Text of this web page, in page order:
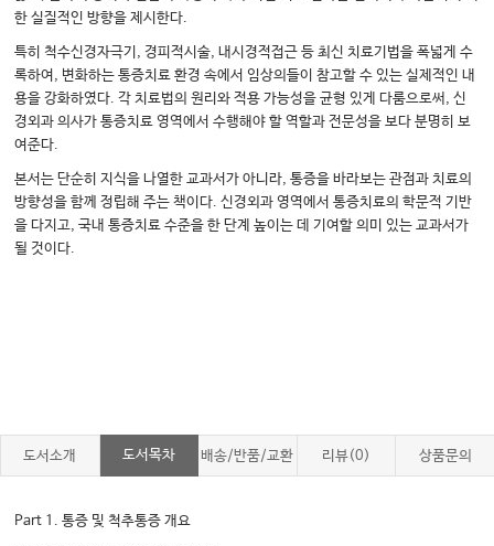
한 실질적인 방향을 제시한다.
특히 척수신경자극기, 경피적시술, 내시경적접근 등 최신 치료기법을 폭넓게 수
록하여, 변화하는 통증치료 환경 속에서 임상의들이 참고할 수 있는 실제적인 내
용을 강화하였다. 각 치료법의 원리와 적용 가능성을 균형 있게 다룸으로써, 신
경외과 의사가 통증치료 영역에서 수행해야 할 역할과 전문성을 보다 분명히 보
여준다.
본서는 단순히 지식을 나열한 교과서가 아니라, 통증을 바라보는 관점과 치료의
방향성을 함께 정립해 주는 책이다. 신경외과 영역에서 통증치료의 학문적 기반
을 다지고, 국내 통증치료 수준을 한 단계 높이는 데 기여할 의미 있는 교과서가
될 것이다.
도서소개 도서목차 배송/반품/교환 리뷰(0) 상품문의
Part 1. 통증 및 척추통증 개요